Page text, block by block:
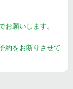
お願いします。
約をお断りさせて